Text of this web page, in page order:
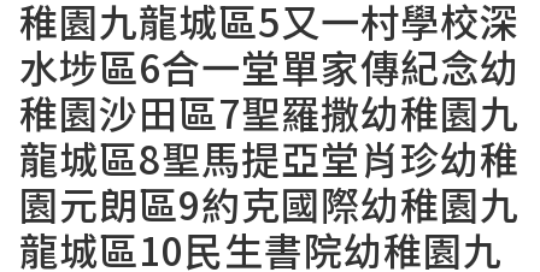
稚園九龍城區5又一村學校深
水埗區6合一堂單家傳紀念幼
稚園沙田區7聖羅撒幼稚園九
龍城區8聖馬提亞堂肖珍幼稚
園元朗區9約克國際幼稚園九
龍城區10民生書院幼稚園九